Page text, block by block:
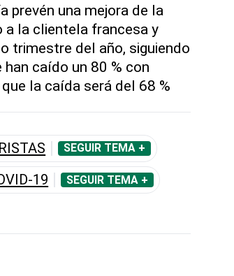
prevén una mejora de la
la clientela francesa y
trimestre del año, siguiendo
caído un 80 % con
la caída será del 68 %
SEGUIR TEMA +
19 SEGUIR TEMA +